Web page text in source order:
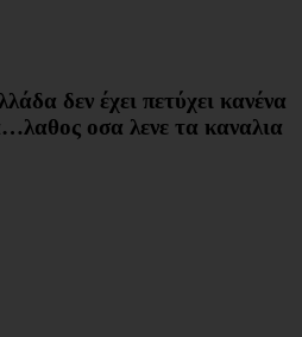
δεν έχει πετύχει κανένα
οσα λενε τα καναλια